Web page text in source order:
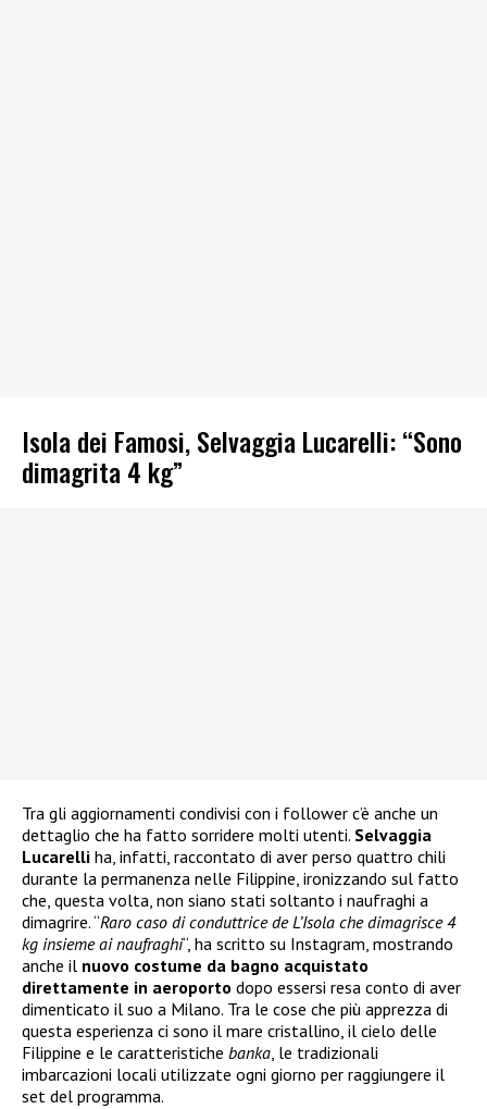
Isola dei Famosi, Selvaggia Lucarelli: “Sono
dimagrita 4 kg”
Tra gli aggiornamenti condivisi con i follower c’è anche un
dettaglio che ha fatto sorridere molti utenti. Selvaggia
Lucarelli ha, infatti, raccontato di aver perso quattro chili
durante la permanenza nelle Filippine, ironizzando sul fatto
che, questa volta, non siano stati soltanto i naufraghi a
dimagrire. “Raro caso di conduttrice de L’Isola che dimagrisce 4
kg insieme ai naufraghi“, ha scritto su Instagram, mostrando
anche il nuovo costume da bagno acquistato
direttamente in aeroporto dopo essersi resa conto di aver
dimenticato il suo a Milano. Tra le cose che più apprezza di
questa esperienza ci sono il mare cristallino, il cielo delle
Filippine e le caratteristiche banka, le tradizionali
imbarcazioni locali utilizzate ogni giorno per raggiungere il
set del programma.